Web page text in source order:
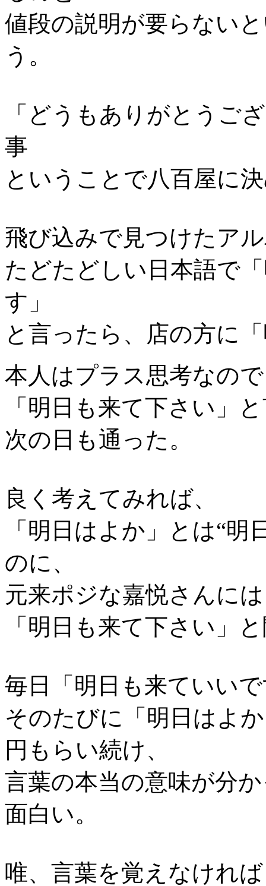
値段の説明が要らない
う。
「どうもありがとうご
事
ということで八百屋に
飛び込みで見つけたア
たどたどしい日本語で
す」
と言ったら、店の方に
本人はプラス思考なので
「明日も来て下さい」
次の日も通った。
良く考えてみれば、
「明日はよか」とは“
のに、
元来ポジな嘉悦さんには
「明日も来て下さい」
毎日「明日も来ていい
そのたびに「明日はよ
円もらい続け、
言葉の本当の意味が分
面白い。
唯、言葉を覚えなけれ